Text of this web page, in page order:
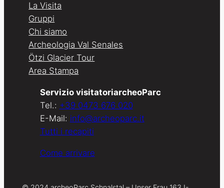
La Visita
Gruppi
Chi siamo
Archeologia Val Senales
Ötzi Glacier Tour
Area Stampa
Servizio visitatoriarcheoParc
Tel.: +39 0473 676 020
E-Mail: info@archeoparc.it
Tutti i recapiti
Come arrivare